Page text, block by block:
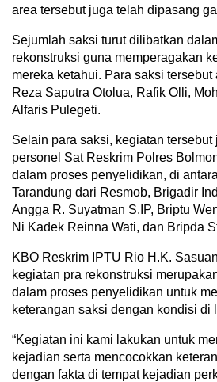
area tersebut juga telah dipasang
Sejumlah saksi turut dilibatkan
rekonstruksi guna memperagakan
mereka ketahui. Para saksi tersebut
Reza Saputra Otolua, Rafik Olli,
Alfaris Pulegeti.
Selain para saksi, kegiatan
personel Sat Reskrim Polres
dalam proses penyelidikan, di
Tarandung dari Resmob, Brigadir
Angga R. Suyatman S.IP, Briptu
Ni Kadek Reinna Wati, dan Bripda
KBO Reskrim IPTU Rio H.K.
kegiatan pra rekonstruksi
dalam proses penyelidikan untuk
keterangan saksi dengan kondisi di
“Kegiatan ini kami lakukan untuk
kejadian serta mencocokkan
dengan fakta di tempat kejadian